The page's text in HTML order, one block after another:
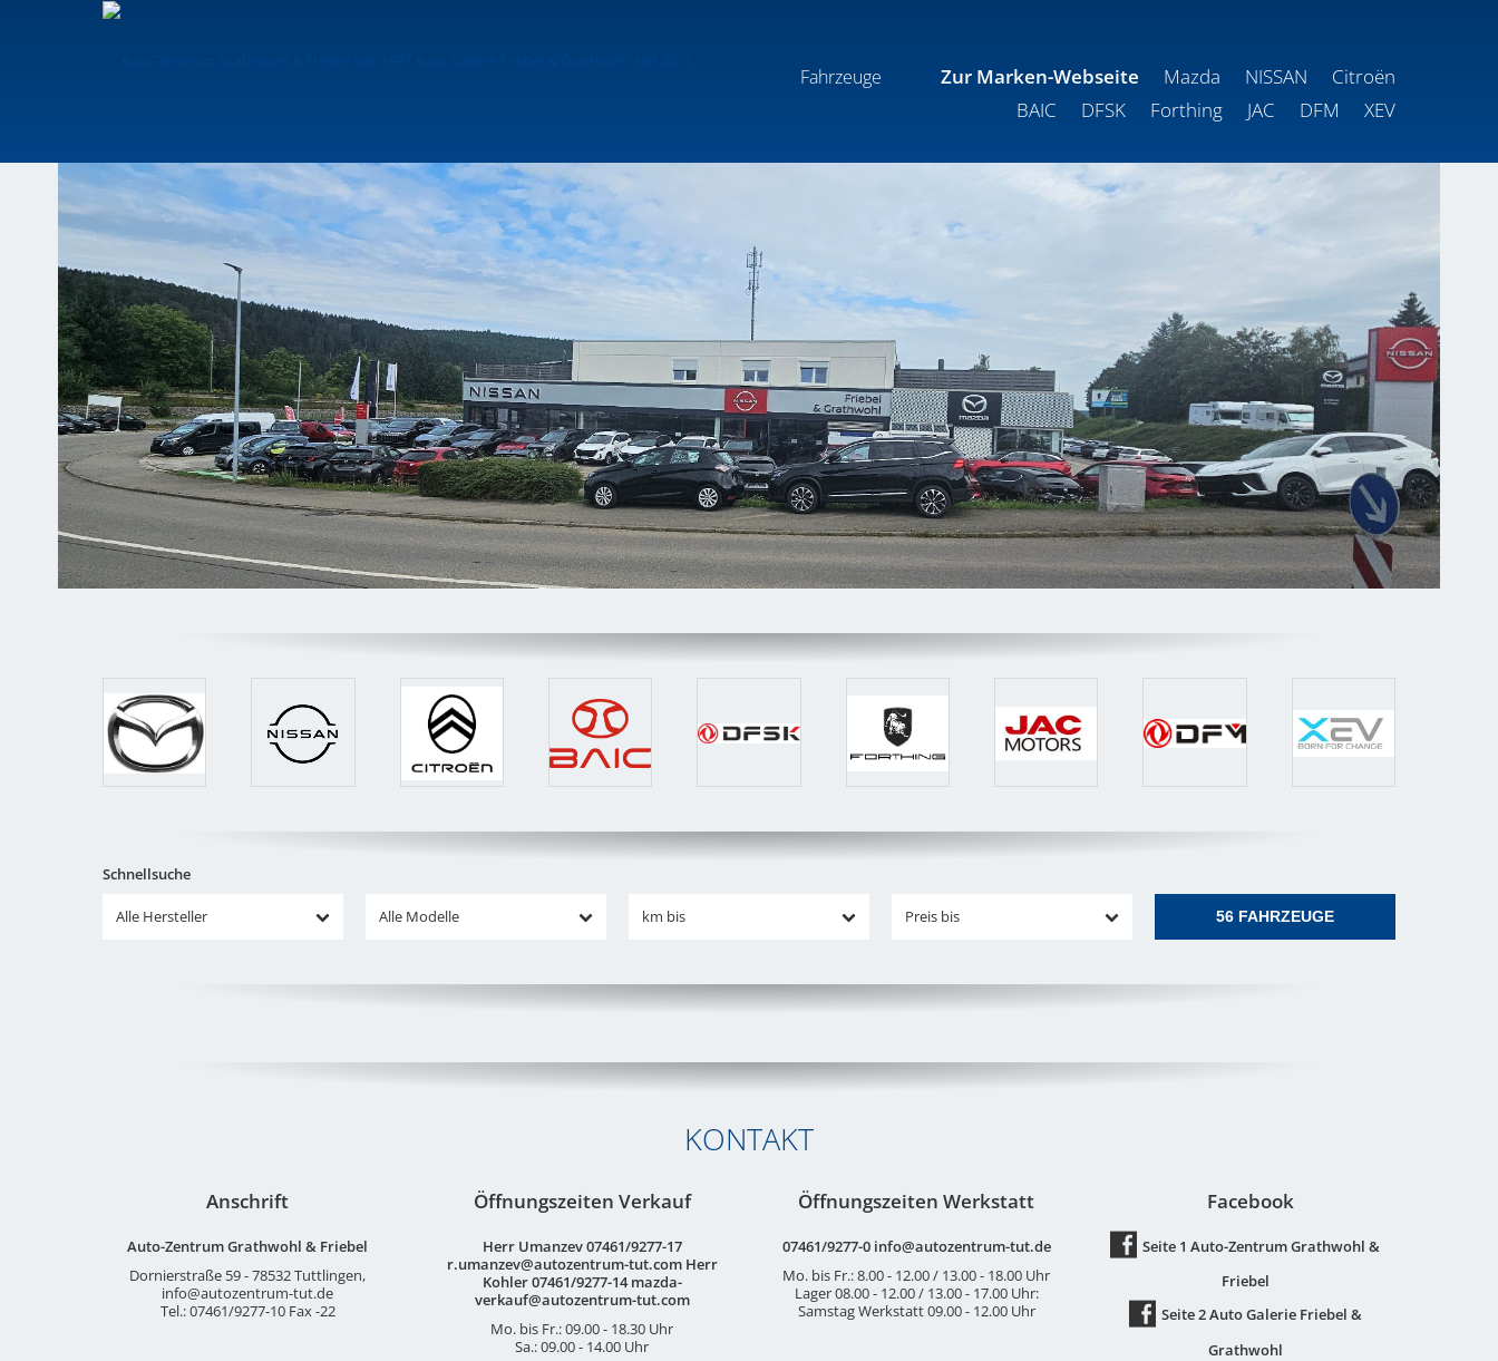
Fahrzeuge Zur Marken-Webseite Mazda NISSAN
Citroën
BAIC
DFSK Forthing JAC DFM XEV
Schnellsuche
Alle Hersteller Alle Modelle km bis Preis bis 56 FAHRZEUGE
KONTAKT
Anschrift
Auto-Zentrum Grathwohl & Friebel
Dornierstraße 59 - 78532 Tuttlingen,
info@autozentrum-tut.de
Tel.:07461/9277-10 Fax -22
Öffnungszeiten Verkauf
Herr Umanzev 07461/9277-17
r.umanzev@autozentrum-tut.com Herr
Kohler 07461/9277-14 mazda-
verkauf@autozentrum-tut.com
Mo. bis Fr.: 09.00 - 18.30 Uhr
Sa.: 09.00 - 14.00 Uhr
Öffnungszeiten Werkstatt
07461/9277-0 info@autozentrum-tut.de
Mo. bis Fr.: 8.00 - 12.00 / 13.00 - 18.00 Uhr
Lager 08.00 - 12.00 / 13.00 - 17.00 Uhr:
Samstag Werkstatt 09.00 - 12.00 Uhr
Facebook
Seite 1 Auto-Zentrum Grathwohl &
Friebel
Seite 2 Auto Galerie Friebel &
Grathwohl